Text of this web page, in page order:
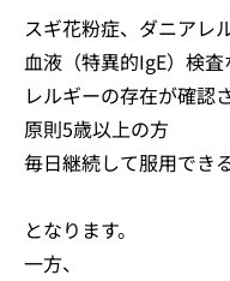
スギ花粉症、ダニアレ
血液（特異的IgE）検
レルギーの存在が確認
原則5歳以上の方
毎日継続して服用でき
となります。
一方、